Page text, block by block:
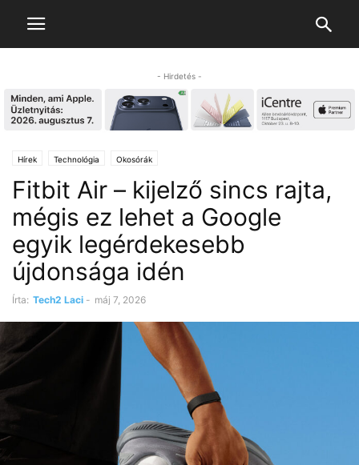
- Hirdetés -
Hírek Technológia Okosórák
Fitbit Air – kijelző sincs rajta,
mégis ez lehet a Google
egyik legérdekesebb
újdonsága idén
Írta: Tech2 Laci - máj 7, 2026